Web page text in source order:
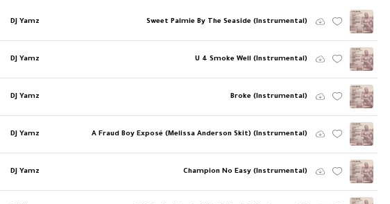
Sweet Palmie By The Seaside (Instrumental)
DJ Yamz
U 4 Smoke Well (Instrumental)
DJ Yamz
Broke (Instrumental)
DJ Yamz
A Fraud Boy Exposé (Melissa Anderson Skit) (Instrumental)
DJ Yamz
Champion No Easy (Instrumental)
DJ Yamz